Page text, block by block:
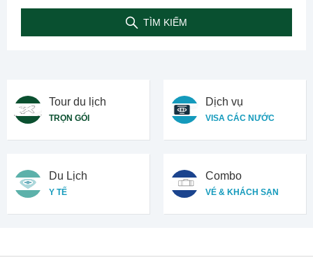
TÌM KIẾM
Tour du lịch
TRỌN GÓI
Dịch vụ
VISA CÁC NƯỚC
Du Lịch
Y TẾ
Combo
VÉ & KHÁCH SẠN